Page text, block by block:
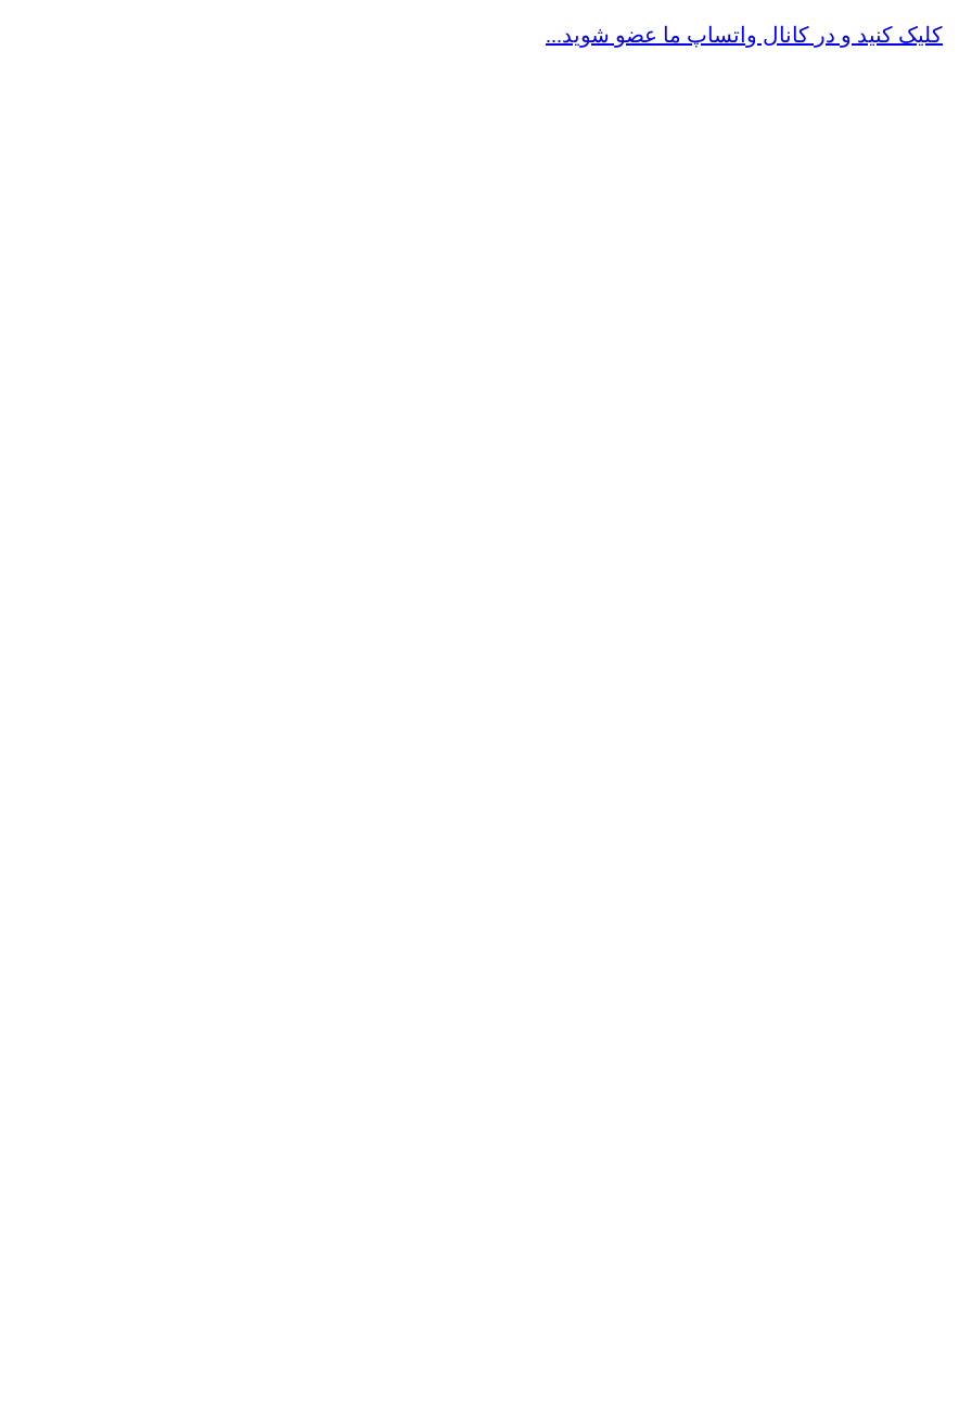
کلیک کنید و در کانال واتساپ ما عضو شوید...